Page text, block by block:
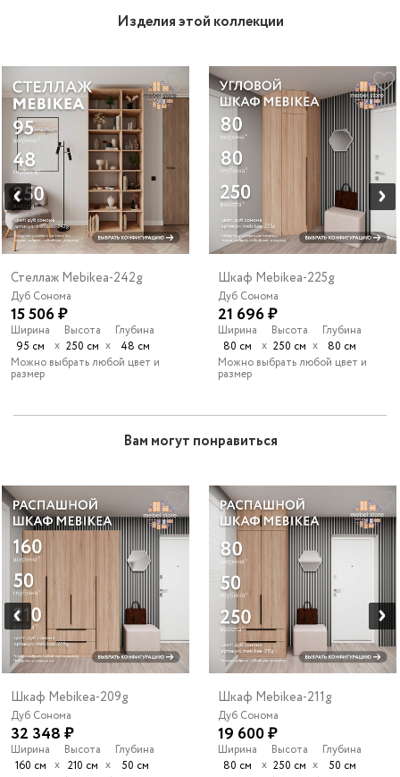
Изделия этой коллекции
Стеллаж Mebikea-242g
Дуб Сонома
15 506 ₽
Ширина
95 см
х
Высота
250 см х
Глубина
48 см
Можно выбрать любой цвет и
размер
Шкаф Mebikea-225g
Дуб Сонома
21 696 ₽
Ширина
80 см
х
Высота
250 см х
Глубина
80 см
Можно выбрать любой цвет и
размер
Вам могут понравиться
Шкаф Mebikea-209g
Дуб Сонома
32 348 ₽
Ширина
160 см х
Высота
210 см х
Глубина
50 см
Шкаф Mebikea-211g
Дуб Сонома
19 600 ₽
Ширина
80 см
х
Высота
250 см х
Глубина
50 см